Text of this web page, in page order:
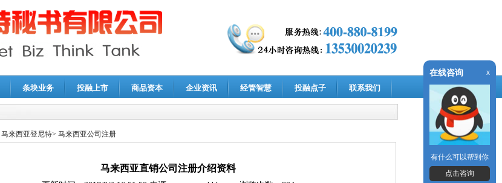
条块业务 投融上市 商品资本 企业资讯 经管智慧 投融点子 联系我们
马来西亚登尼特> 马来西亚公司注册
马来西亚直销公司注册介绍资料
在线咨询 x
有什么可以帮到你
点击咨询